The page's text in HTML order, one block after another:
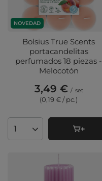
NOVEDAD
Bolsius True Scents
portacandelitas
perfumados 18 piezas -
Melocotón
3,49 € / set
(0,19 € / pc.)
Cantidad de productos